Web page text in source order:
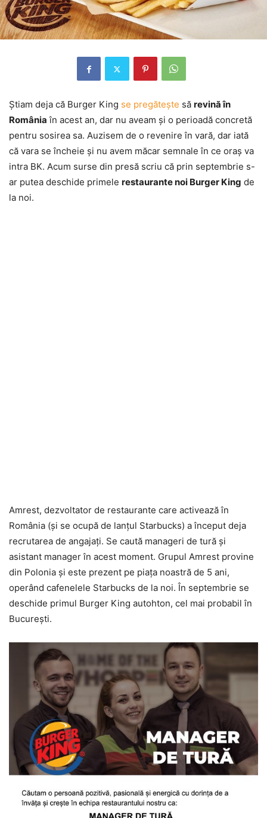
Ştiam deja că Burger King se pregăteşte să revină în
România în acest an, dar nu aveam şi o perioadă concretă
pentru sosirea sa. Auzisem de o revenire în vară, dar iată
că vara se încheie şi nu avem măcar semnale în ce oraş va
intra BK. Acum surse din presă scriu că prin septembrie s-
ar putea deschide primele restaurante noi Burger King de
la noi.
Amrest, dezvoltator de restaurante care activează în
România (şi se ocupă de lanţul Starbucks) a început deja
recrutarea de angajaţi. Se caută manageri de tură şi
asistant manager în acest moment. Grupul Amrest provine
din Polonia şi este prezent pe piaţa noastră de 5 ani,
operând cafenelele Starbucks de la noi. În septembrie se
deschide primul Burger King autohton, cel mai probabil în
Bucureşti.